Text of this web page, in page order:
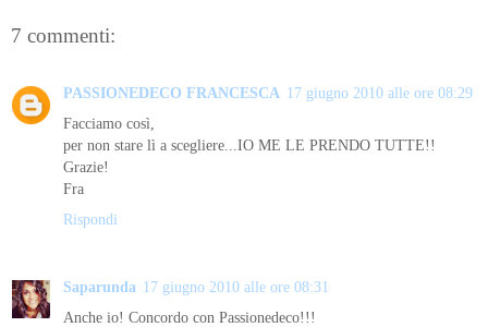
7 commenti:
PASSIONEDECO FRANCESCA 17 giugno 2010 alle ore 08:29
Facciamo così,
per non stare lì a scegliere...IO ME LE PRENDO TUTTE!!
Grazie!
Fra
Rispondi
Saparunda 17 giugno 2010 alle ore 08:31
Anche io! Concordo con Passionedeco!!!